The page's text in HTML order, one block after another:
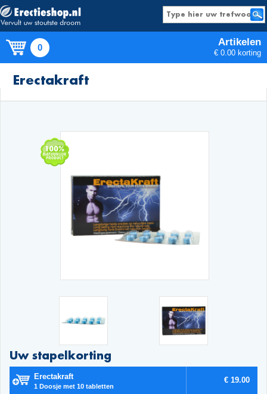
0 Artikelen
€ 0.00 korting
Erectakraft
Uw stapelkorting
Erectakraft
1 Doosje met 10 tabletten
€ 19.00